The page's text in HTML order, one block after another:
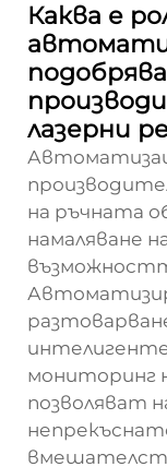
Каква е
лазерни
на ръчната
намаляване
мониторинг
позволяват